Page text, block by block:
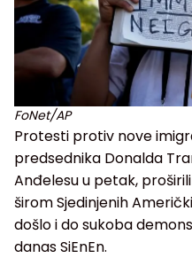
FoNet/AP
Protesti protiv nove
predsednika Donalda
Anđelesu u petak,
širom Sjedinjenih
došlo i do sukoba
danas SiEnEn.